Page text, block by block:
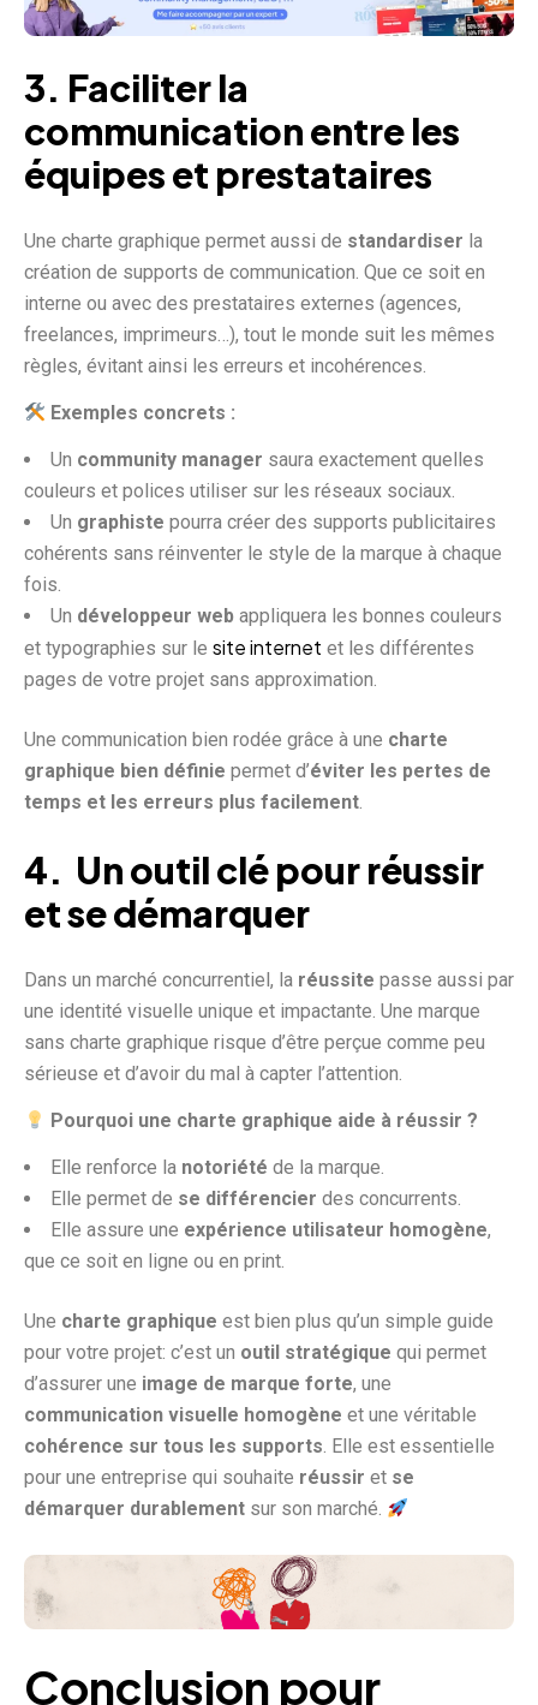
3. Faciliter la
communication entre les
équipes et prestataires
Une charte graphique permet aussi de standardiser la
création de supports de communication. Que ce soit en
interne ou avec des prestataires externes (agences,
freelances, imprimeurs…), tout le monde suit les mêmes
règles, évitant ainsi les erreurs et incohérences.
Exemples concrets :
Un community manager saura exactement quelles
couleurs et polices utiliser sur les réseaux sociaux.
Un graphiste pourra créer des supports publicitaires
cohérents sans réinventer le style de la marque à chaque
fois.
Un développeur web appliquera les bonnes couleurs
et typographies sur le site internet et les différentes
pages de votre projet sans approximation.
Une communication bien rodée grâce à une charte
graphique bien définie permet d’éviter les pertes de
temps et les erreurs plus facilement.
4. Un outil clé pour réussir
et se démarquer
Dans un marché concurrentiel, la réussite passe aussi par
une identité visuelle unique et impactante. Une marque
sans charte graphique risque d’être perçue comme peu
sérieuse et d’avoir du mal à capter l’attention.
Pourquoi une charte graphique aide à réussir ?
Elle renforce la notoriété de la marque.
Elle permet de se différencier des concurrents.
Elle assure une expérience utilisateur homogène,
que ce soit en ligne ou en print.
Une charte graphique est bien plus qu’un simple guide
pour votre projet: c’est un outil stratégique qui permet
d’assurer une image de marque forte, une
communication visuelle homogène et une véritable
cohérence sur tous les supports. Elle est essentielle
pour une entreprise qui souhaite réussir et se
démarquer durablement sur son marché.
Conclusion pour